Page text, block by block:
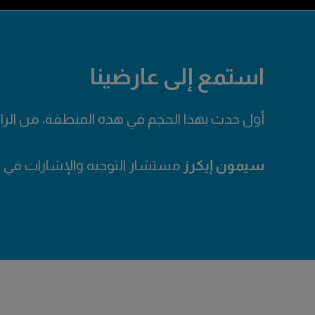
استمع إلى عارضينا
أول حدث بهذا الحجم في هذه المنطقة، من
سيمون إيكرز مستشار التوجيه والإشارات
لقد أُعجبت بالتكنولوجيا المتطورة والتصاميم
حسام زهرالدينمدير تطوير الأعمال،
الأجواء مليئة بالحماس والإثارة. ما يميز